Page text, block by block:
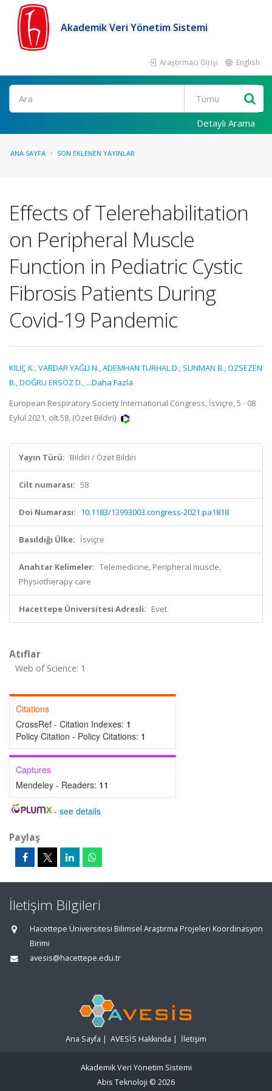
Akademik Veri Yönetim Sistemi
Araştırmacı Girişi English
Ara
Detaylı Arama
ANA SAYFA SON EKLENEN YAYINLAR
Effects of Telerehabilitation
on Peripheral Muscle
Function in Pediatric Cystic
Fibrosis Patients During
Covid-19 Pandemic
KILIÇ K.,VARDAR YAĞLI N.,ADEMHAN TURHAL D., SUNMAN B.,ÖZSEZEN
B.,DOĞRU ERSÖZ D., ...Daha Fazla
European Respiratory Society International Congress, İsviçre, 5 - 08
Eylül 2021, cilt.58, (Özet Bildiri)
Yayın Türü: Bildiri / Özet Bildiri
Cilt numarası: 58
Doi Numarası: 10.1183/13993003.congress-2021.pa1818
Basıldığı Ülke: İsviçre
Anahtar Kelimeler: Telemedicine, Peripheral muscle,
Physiotherapy care
Hacettepe Üniversitesi Adresli: Evet
Atıflar
Web of Science: 1
Citations
CrossRef - Citation Indexes: 1
Policy Citation - Policy Citations: 1
Captures
Mendeley - Readers: 11
- see details
Paylaş
İletişim Bilgileri
Hacettepe Üniversitesi Bilimsel Araştırma Projeleri Koordinasyon
Birimi
avesis@hacettepe.edu.tr
Ana Sayfa | AVESİS Hakkında | İletişim
Akademik Veri Yönetim Sistemi
Abis Teknoloji © 2026